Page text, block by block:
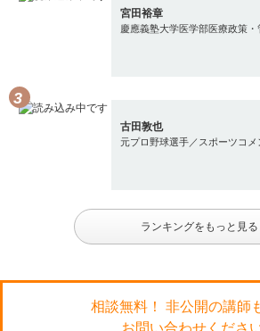
宮田裕章
慶應義塾大学医学部医療政策
古田敦也
元プロ野球選手／スポーツコメ
ランキングをもっと見る
相談無料！ 非公開の講師
お問い合わせくださ